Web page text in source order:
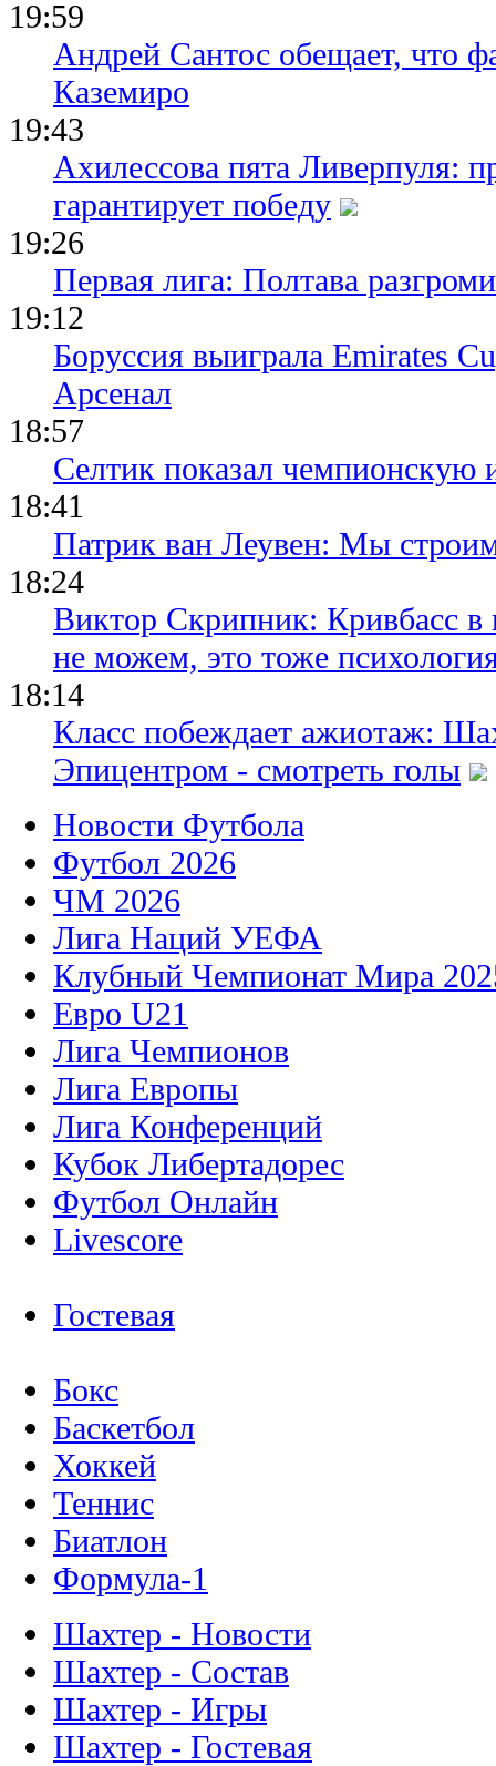
19:59
Андрей Сантос обещает, что
Каземиро
19:43
Ахилессова пята Ливерпуля:
гарантирует победу
19:26
Первая лига: Полтава
19:12
Боруссия выиграла Emirates
Арсенал
18:57
Селтик показал чемпионскую
18:41
Патрик ван Леувен: Мы
18:24
Виктор Скрипник: Кривбасс в
не можем, это тоже
18:14
Класс побеждает ажиотаж:
Эпицентром - смотреть голы
Новости Футбола
Футбол 2026
ЧМ 2026
Лига Наций УЕФА
Клубный Чемпионат Мира
Евро U21
Лига Чемпионов
Лига Европы
Лига Конференций
Кубок Либертадорес
Футбол Онлайн
Livescore
Гостевая
Бокс
Баскетбол
Хоккей
Теннис
Биатлон
Формула-1
Шахтер - Новости
Шахтер - Состав
Шахтер - Игры
Шахтер - Гостевая